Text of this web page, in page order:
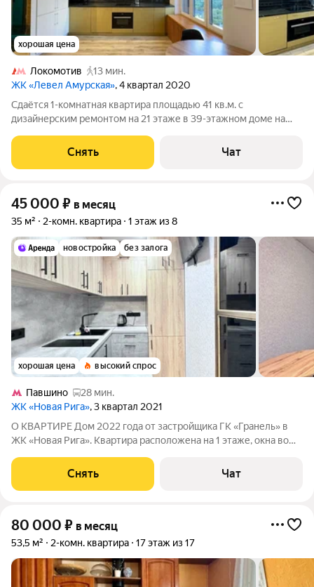
хорошая цена
Локомотив
13 мин.
ЖК «Левел Амурская», 4 квартал 2020
Сдаётся 1-комнатная квартира площадью 41 кв.м. с
дизайнерским ремонтом на 21 этаже в 39-этажном доме на
Дом - монолитный, окна
Снять Чат
45 000 ₽ в месяц
35 м² 2-комн. квартира 1 этаж из 8
новостройка без залога
хорошая цена высокий спрос
Павшино
28 мин.
ЖК «Новая Рига», 3 квартал 2021
О КВАРТИРЕ Дом 2022 года от застройщика ГК «Гранель» в
ЖК «Новая Рига». Квартира расположена на 1 этаже, окна во
спальня, кухня, совмещённый санузел с ванной. Квартира
полностью меблирована:
Снять Чат
80 000 ₽ в месяц
53,5 м² 2-комн. квартира 17 этаж из 17